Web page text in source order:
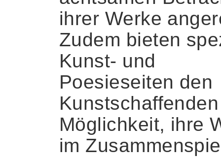
ihrer Werke
Zudem bieten
Kunst- und
Poesieseiten den
Möglichkeit, ihre
im